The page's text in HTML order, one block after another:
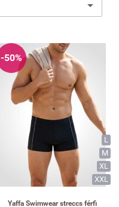
-50%
L
M
XL
XXL
Yaffa Swimwear streccs férfi